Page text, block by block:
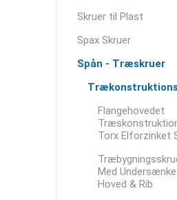
Skruer til Plast
Spax Skruer
Spån - Træskruer
Flangehovedet
Torx Elforzinket
Med
Hoved & Rib